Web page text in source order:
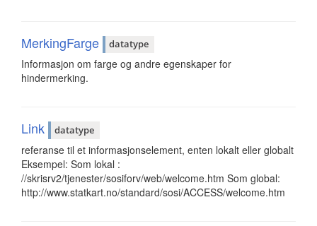
MerkingFarge datatype
Informasjon om farge og andre egenskaper for
hindermerking.
Link datatype
referanse til et informasjonselement, enten lokalt eller globalt
Eksempel: Som lokal :
//skrisrv2/tjenester/sosiforv/web/welcome.htm Som global:
http://www.statkart.no/standard/sosi/ACCESS/welcome.htm